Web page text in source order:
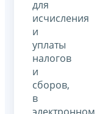
для
исчисления
и
уплаты
налогов
и
сборов,
в
электронном